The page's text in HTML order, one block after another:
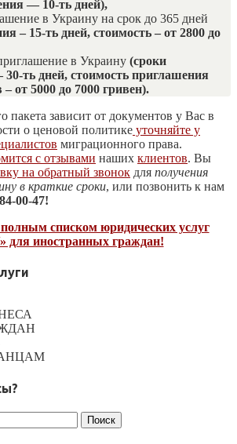
— 10-ть дней),
в Украину на срок до 365 дней
– 15-ть дней, стоимость – от 2800 до
в Украину (сроки
ть дней, стоимость приглашения
– от 5000 до 7000 гривен).
пакета зависит от документов у Вас в
о ценовой политике уточняйте у
миграционного права.
с отзывами наших клиентов. Вы
на обратный звонок для получения
в краткие сроки, или позвонить к нам
00-47!
списком юридических услуг
для иностранных граждан!